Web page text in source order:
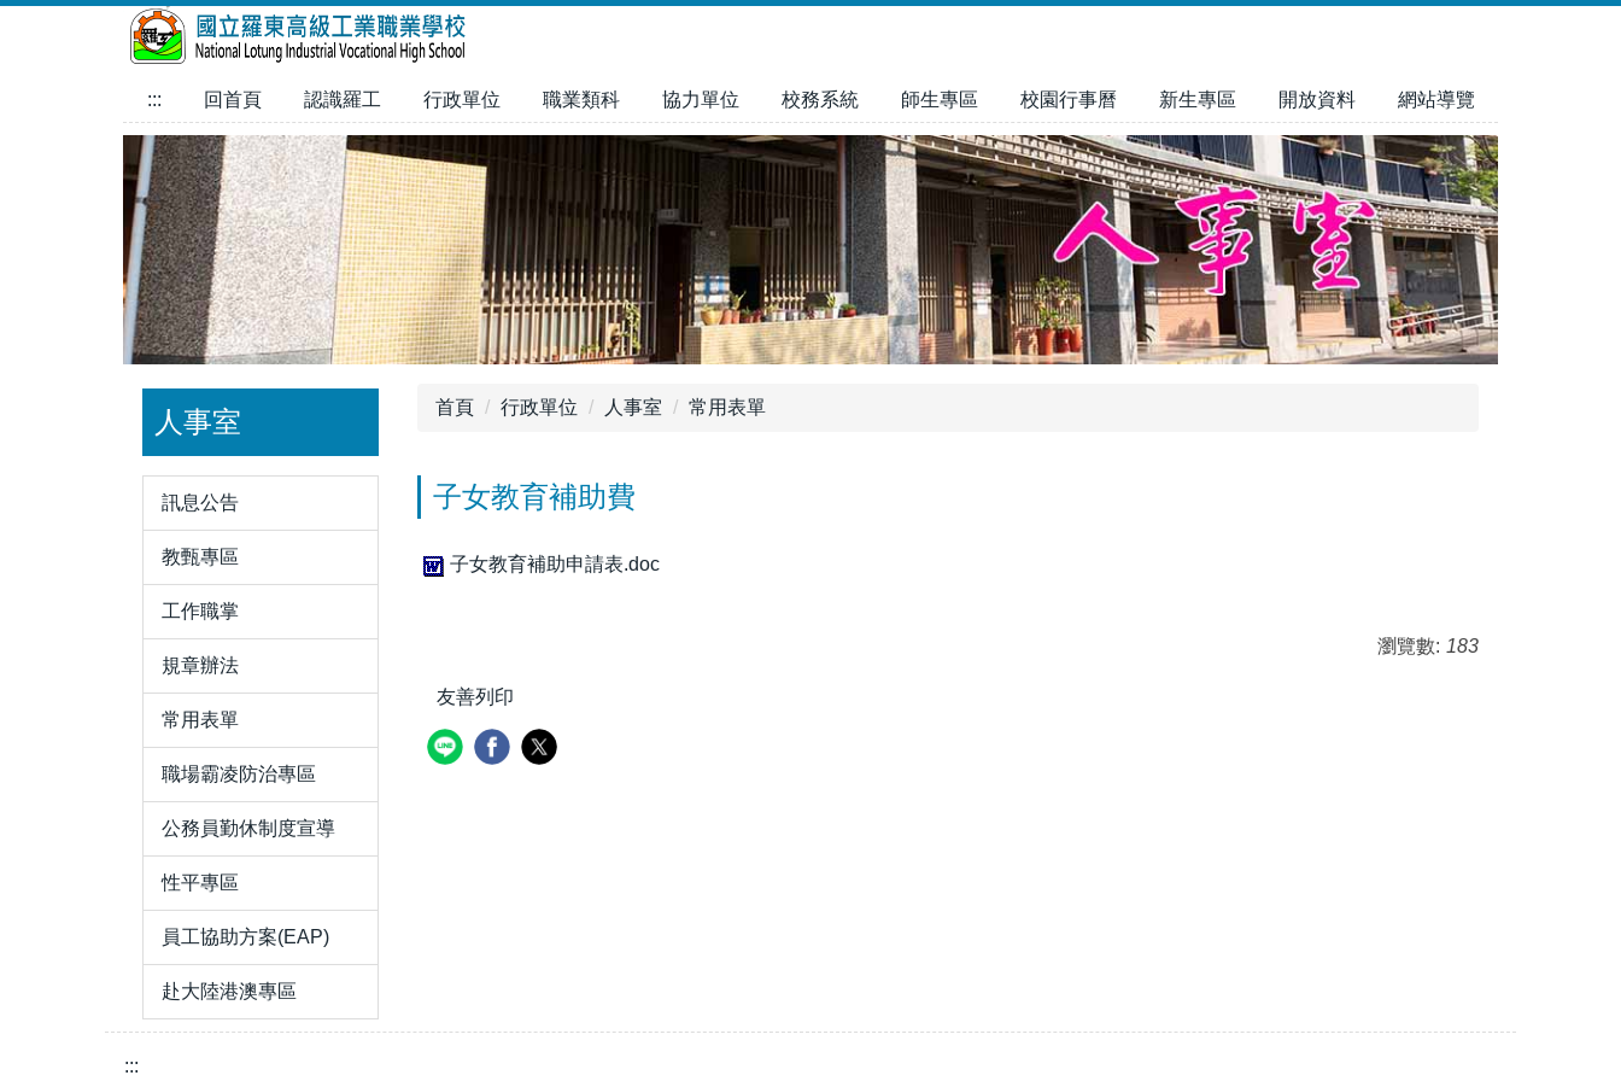
::: 回首頁 認識羅工 行政單位 職業類科 協力單位 校務系統 師生專區 校園行事曆 新生專區 開放資料 網站導覽
人事室
訊息公告
教甄專區
工作職掌
規章辦法
常用表單
職場霸凌防治專區
公務員勤休制度宣導
性平專區
員工協助方案(EAP)
赴大陸港澳專區
首頁 行政單位 人事室 常用表單
子女教育補助費
子女教育補助申請表.doc
瀏覽數: 183
友善列印
:::